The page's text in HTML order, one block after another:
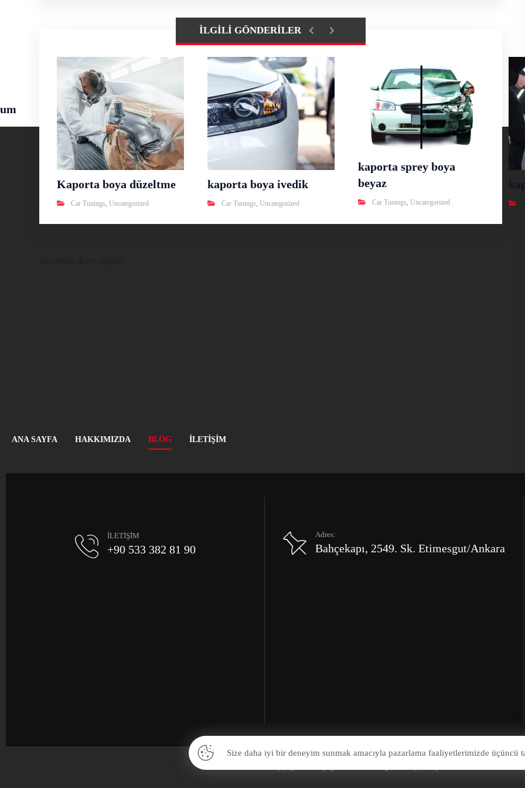
İLGILI GÖNDERILER
Kaporta boya düzeltme
Car Tunings,Uncategorized
kaporta boya ivedik
Car Tunings,Uncategorized
kaporta sprey boya
beyaz
Car Tunings,Uncategorized
ANA SAYFA HAKKIMIZDA BLOG İLETIŞIM
İLETİŞİM
+90 533 382 81 90
Adres:
Bahçekapı, 2549. Sk. Etimesgut/Ankara
Size daha iyi bir deneyim sunmak amacıyla pazarlama faaliyetlerimizde üçüncü